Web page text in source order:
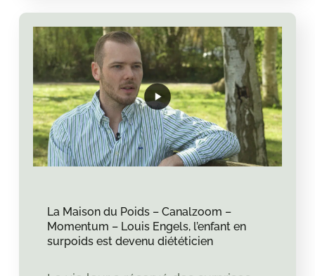
La Maison du Poids – Canalzoom –
Momentum – Louis Engels, l’enfant en
surpoids est devenu diététicien